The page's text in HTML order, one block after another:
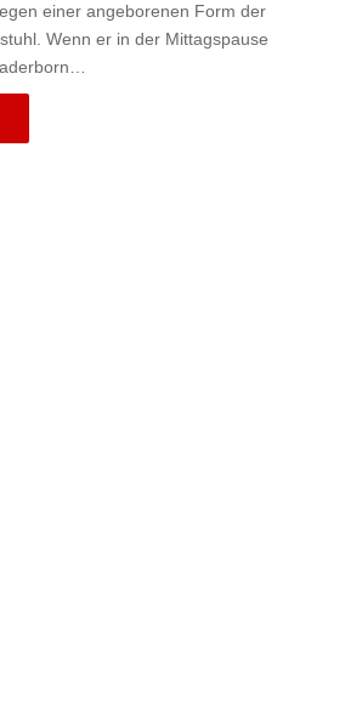
einer angeborenen Form der
Wenn er in der Mittagspause